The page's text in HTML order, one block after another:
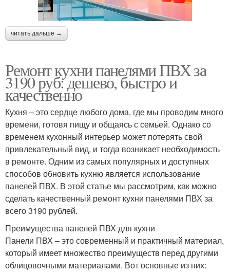
читать дальше →
Ремонт кухни панелями ПВХ за
3190 руб: дешево, быстро и
качественно
Кухня – это сердце любого дома, где мы проводим много
времени, готовя пищу и общаясь с семьей. Однако со
временем кухонный интерьер может потерять свой
привлекательный вид, и тогда возникает необходимость
в ремонте. Одним из самых популярных и доступных
способов обновить кухню является использование
панелей ПВХ. В этой статье мы рассмотрим, как можно
сделать качественный ремонт кухни панелями ПВХ за
всего 3190 рублей.
Преимущества панелей ПВХ для кухни
Панели ПВХ – это современный и практичный материал,
который имеет множество преимуществ перед другими
облицовочными материалами. Вот основные из них: